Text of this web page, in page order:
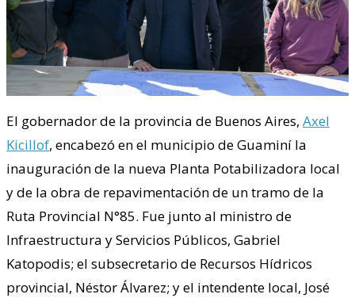
El gobernador de la provincia de Buenos Aires, Axel
Kicillof, encabezó en el municipio de Guaminí la
inauguración de la nueva Planta Potabilizadora local
y de la obra de repavimentación de un tramo de la
Ruta Provincial N°85. Fue junto al ministro de
Infraestructura y Servicios Públicos, Gabriel
Katopodis; el subsecretario de Recursos Hídricos
provincial, Néstor Álvarez; y el intendente local, José